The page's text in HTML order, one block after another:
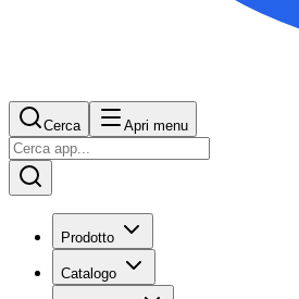
Cerca Apri menu
Prodotto
Catalogo